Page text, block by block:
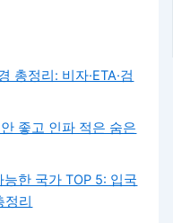
총정리: 비자·ETA·검
좋고 인파 적은 숨은
한 국가 TOP 5: 입국
정리